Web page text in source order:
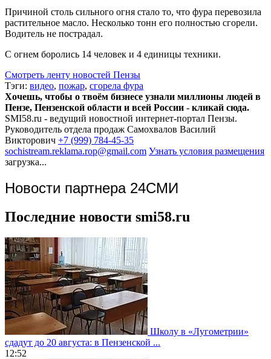
Причиной столь сильного огня стало то, что фура перевозила
растительное масло. Несколько тонн его полностью сгорели.
Водитель не пострадал.
С огнем боролись 14 человек и 4 единицы техники.
Смотреть ленту новостей Пензы
Тэги: видео, пожар, сгорела фура
Хочешь, чтобы о твоём бизнесе узнали миллионы людей в
Пензе, Пензенской области и всей России - кликай сюда.
SMI58.ru - ведущий новостной интернет-портал Пензы.
Руководитель отдела продаж Самохвалов Василий
Викторович +7 (999) 784-45-35
sochistream.reklama.rop@gmail.com Узнать условия размещения
загрузка...
Новости партнера 24СМИ
Последние новости smi58.ru
Школу в «Лугометрии»
сдадут до 20 августа: в Пензенской ...
12:52